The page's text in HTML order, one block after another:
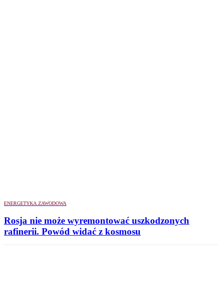
ENERGETYKA ZAWODOWA
Rosja nie może wyremontować uszkodzonych
rafinerii. Powód widać z kosmosu